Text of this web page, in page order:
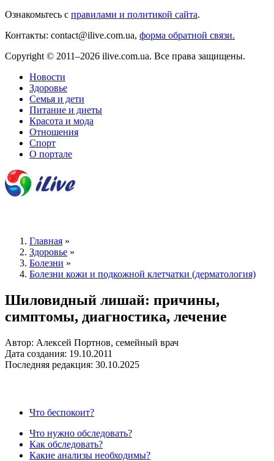
Ознакомьтесь с правилами и политикой сайта.
Контакты: contact@ilive.com.ua, форма обратной связи.
Copyright © 2011–2026 ilive.com.ua. Все права защищены.
Новости
Здоровье
Семья и дети
Питание и диеты
Красота и мода
Отношения
Спорт
О портале
Главная »
Здоровье »
Болезни »
Болезни кожи и подкожной клетчатки (дерматология)
Шиловидный лишай: причины,
симптомы, диагностика, лечение
Автор: Алексей Портнов, семейный врач
Дата создания: 19.10.2011
Последняя редакция: 30.10.2025
Что беспокоит?
Что нужно обследовать?
Как обследовать?
Какие анализы необходимы?